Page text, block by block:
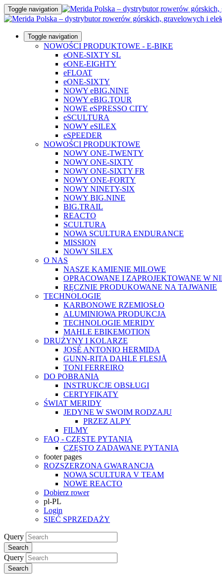
Toggle navigation
Toggle navigation
NOWOŚCI PRODUKTOWE - E-BIKE
eONE-SIXTY SL
eONE-EIGHTY
eFLOAT
eONE-SIXTY
NOWY eBIG.NINE
NOWY eBIG.TOUR
NOWE eSPRESSO CITY
eSCULTURA
NOWY eSILEX
eSPEEDER
NOWOŚCI PRODUKTOWE
NOWY ONE-TWENTY
NOWY ONE-SIXTY
NOWY ONE-SIXTY FR
NOWY ONE-FORTY
NOWY NINETY-SIX
NOWY BIG.NINE
BIG.TRAIL
REACTO
SCULTURA
NOWA SCULTURA ENDURANCE
MISSION
NOWY SILEX
O NAS
NASZE KAMIENIE MILOWE
OPRACOWANE I ZAPROJEKTOWANE W
RĘCZNIE PRODUKOWANE NA TAJWANIE
TECHNOLOGIE
KARBONOWE RZEMIOSŁO
ALUMINIOWA PRODUKCJA
TECHNOLOGIE MERIDY
MAHLE EBIKEMOTION
DRUŻYNY I KOLARZE
JOSÉ ANTONIO HERMIDA
GUNN-RITA DAHLE FLESJÅ
TONI FERREIRO
DO POBRANIA
INSTRUKCJE OBSŁUGI
CERTYFIKATY
ŚWIAT MERIDY
JEDYNE W SWOIM RODZAJU
PRZEZ ALPY
FILMY
FAQ - CZĘSTE PYTANIA
CZĘSTO ZADAWANE PYTANIA
footer pages
ROZSZERZONA GWARANCJA
NOWA SCULTURA V TEAM
NOWE REACTO
Dobierz rower
pl-PL
Login
SIEĆ SPRZEDAŻY
Query
Search
Query
Search